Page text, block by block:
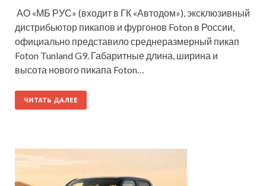
АО «МБ РУС» (входит в ГК «Автодом»), эксклюзивный
дистрибьютор пикапов и фургонов Foton в России,
официально представило среднеразмерный пикап
Foton Tunland G9. Габаритные длина, ширина и
высота нового пикапа Foton…
ЧИТАТЬ ДАЛЕЕ